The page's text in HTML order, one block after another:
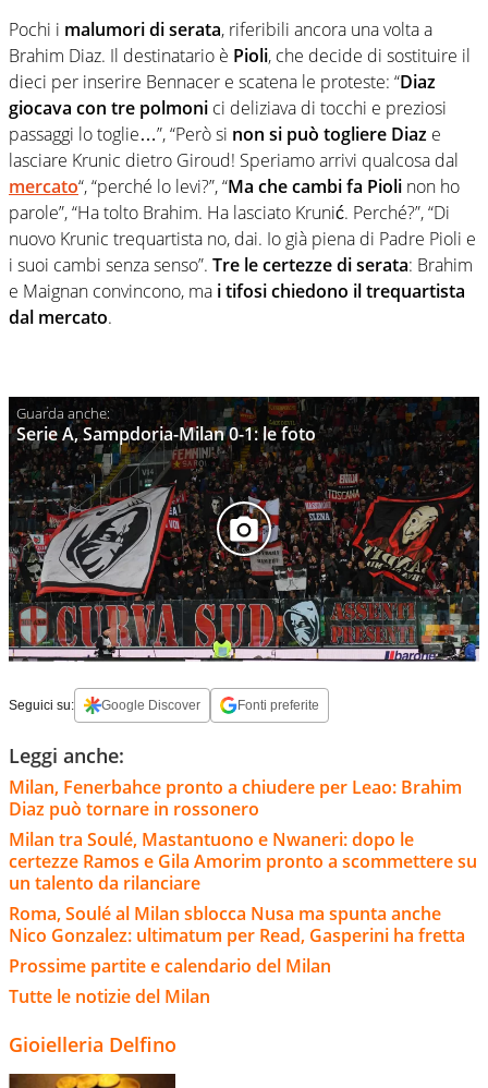
Pochi i malumori di serata, riferibili ancora una volta a
Brahim Diaz. Il destinatario è Pioli, che decide di sostituire il
dieci per inserire Bennacer e scatena le proteste: “Diaz
giocava con tre polmoni ci deliziava di tocchi e preziosi
passaggi lo toglie…”, “Però si non si può togliere Diaz e
lasciare Krunic dietro Giroud! Speriamo arrivi qualcosa dal
mercato“, “perché lo levi?”, “Ma che cambi fa Pioli non ho
parole”, “Ha tolto Brahim. Ha lasciato Krunić. Perché?”, “Di
nuovo Krunic trequartista no, dai. Io già piena di Padre Pioli e
i suoi cambi senza senso”. Tre le certezze di serata: Brahim
e Maignan convincono, ma i tifosi chiedono il trequartista
dal mercato.
Serie A, Sampdoria-Milan 0-1: le foto
Seguici su: Google Discover Fonti preferite
Leggi anche:
Milan, Fenerbahce pronto a chiudere per Leao: Brahim
Diaz può tornare in rossonero
Milan tra Soulé, Mastantuono e Nwaneri: dopo le
certezze Ramos e Gila Amorim pronto a scommettere su
un talento da rilanciare
Roma, Soulé al Milan sblocca Nusa ma spunta anche
Nico Gonzalez: ultimatum per Read, Gasperini ha fretta
Prossime partite e calendario del Milan
Tutte le notizie del Milan
Gioielleria Delfino